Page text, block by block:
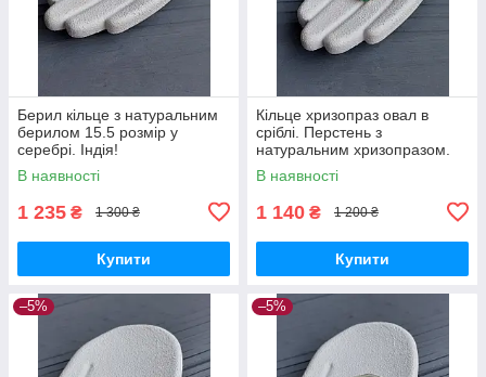
Берил кільце з натуральним
берилом 15.5 розмір у
серебрі. Індія!
В наявності
1 235 ₴ 1 300 ₴
Купити
Кільце хризопраз овал в
сріблі. Перстень з
натуральним хризопразом.
Розмір 15.5. Індія.
В наявності
1 140 ₴ 1 200 ₴
Купити
–5% –5%